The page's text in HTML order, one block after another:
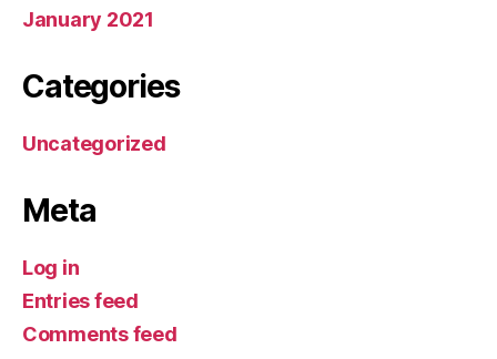
January 2021
Categories
Uncategorized
Meta
Log in
Entries feed
Comments feed